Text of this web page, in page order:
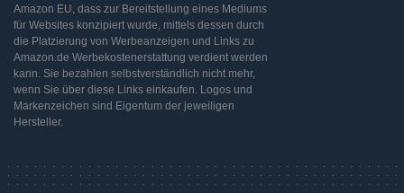
Amazon EU, dass zur Bereitstellung eines Mediums
für Websites konzipiert wurde, mittels dessen durch
die Platzierung von Werbeanzeigen und Links zu
Amazon.de Werbekostenerstattung verdient werden
kann. Sie bezahlen selbstverständlich nicht mehr,
wenn Sie über diese Links einkaufen. Logos und
Markenzeichen sind Eigentum der jeweiligen
Hersteller.